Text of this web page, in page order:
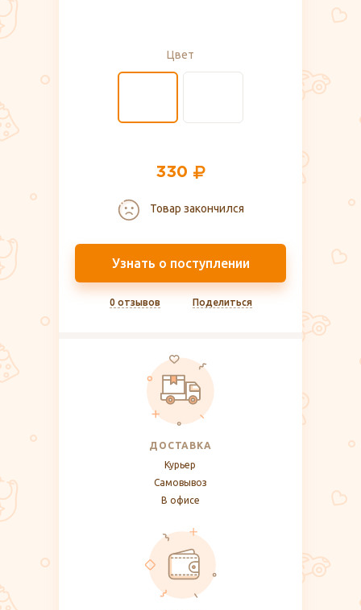
Цвет
330
Товар закончился
Узнать о поступлении
0 отзывов Поделиться
ДОСТАВКА
Курьер
Самовывоз
В офисе